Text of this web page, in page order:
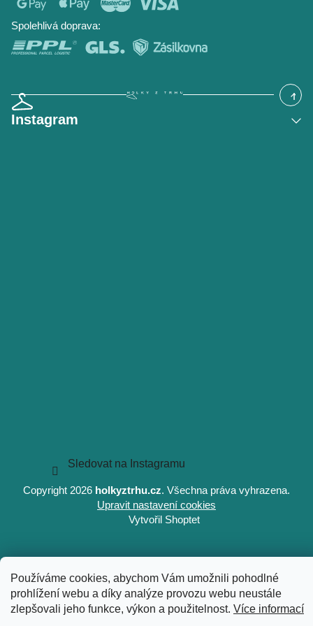
Používáme cookies, abychom Vám umožnili pohodlné
prohlížení webu a díky analýze provozu webu neustále
zlepšovali jeho funkce, výkon a použitelnost. Více informací
Blog
Spolehlivá doprava:
Instagram
Sledovat na Instagramu
Vytvořil Shoptet
Copyright 2026 holkyztrhu.cz. Všechna práva vyhrazena.
Upravit nastavení cookies